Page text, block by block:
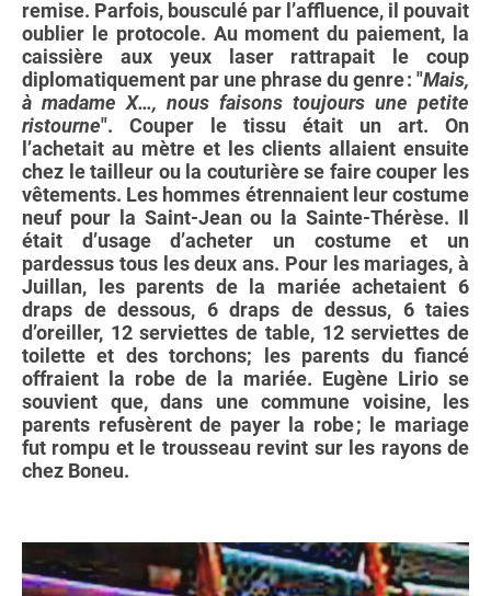
remise. Parfois, bousculé par l’affluence, il pouvait
oublier le protocole. Au moment du paiement, la
caissière aux yeux laser rattrapait le coup
diplomatiquement par une phrase du genre : "Mais,
à madame X…, nous faisons toujours une petite
ristourne". Couper le tissu était un art. On
l’achetait au mètre et les clients allaient ensuite
chez le tailleur ou la couturière se faire couper les
vêtements. Les hommes étrennaient leur costume
neuf pour la Saint-Jean ou la Sainte-Thérèse. Il
était d’usage d’acheter un costume et un
pardessus tous les deux ans. Pour les mariages, à
Juillan, les parents de la mariée achetaient 6
draps de dessous, 6 draps de dessus, 6 taies
d’oreiller, 12 serviettes de table, 12 serviettes de
toilette et des torchons; les parents du fiancé
offraient la robe de la mariée. Eugène Lirio se
souvient que, dans une commune voisine, les
parents refusèrent de payer la robe ; le mariage
fut rompu et le trousseau revint sur les rayons de
chez Boneu.